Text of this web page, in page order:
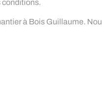
conditions.
à Bois Guillaume.